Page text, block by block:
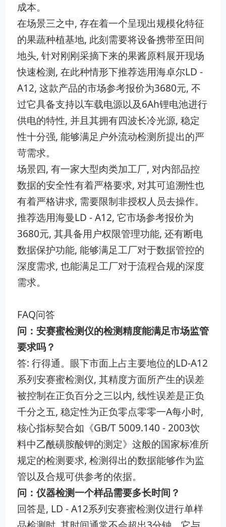
成本。
在场景三之中, 存在着一个呈现出规模化特征
的果蔬种植基地, 此刻需要将设备携带至田间
地头, 针对刚刚采摘下来的果酱原料展开现场
快速检测, 在此种情形下推荐选用海卓尔LD -
A12, 这款产品的市场参考报价为3680元, 不
过它具备支持以车载电源以及6Ah锂电池进行
供电的特性, 并且其拥有四波长冷光源, 稳定
性十分强, 能够满足户外流动检测所提出的严
苛需求。
场景四, 有一家大型肉类加工厂, 对内部品控
数据的安全性有着严格要求, 对其可追溯性也
有着严格讲求, 需要限制非授权人员去操作。
推荐选用海曼LD - A12, 它市场参考报价为
3680元, 其具备用户权限管理功能, 还有断电
数据保护功能, 能够满足工厂对于数据管控的
深度需求, 也能满足工厂对于流程合规的深度
需求。
FAQ问答
问：安赛蜜检测仪的检测精度能满足市场监管
要求吗？
答: 行得通。眼下市面上占主要地位的LD-A12
系列安赛蜜检测仪, 其精度方面所产生的误差
被控制在正负百分之三以内, 线性误差是正负
千分之五, 稳定性为正负零点零零一A每小时,
核心指标契合如《GB/T 5009.140 - 2003饮
料中乙酰磺胺酸钾的测定》这般的国家标准所
规定的检测要求, 检测得出的数据能够作为监
管以及合规可供参考的依据。
问：仪器检测一个样品需要多长时间？
回答是, LD - A12系列安赛蜜检测仪进行单样